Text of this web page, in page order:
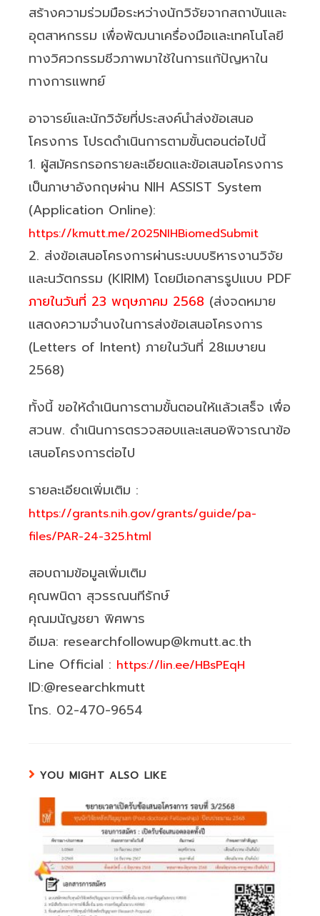
สร้างความร่วมมือระหว่างนักวิจัยจากสถาบันและ
อุตสาหกรรม เพื่อพัฒนาเครื่องมือและเทคโนโลยี
ทางวิศวกรรมชีวภาพมาใช้ในการแก้ปัญหาใน
ทางการแพทย์
อาจารย์และนักวิจัยที่ประสงค์นำส่งข้อเสนอ
โครงการ โปรดดำเนินการตามขั้นตอนต่อไปนี้
1. ผู้สมัครกรอกรายละเอียดและข้อเสนอโครงการ
เป็นภาษาอังกฤษผ่าน NIH ASSIST System
(Application Online):
https://kmutt.me/2025NIHBiomedSubmit
2. ส่งข้อเสนอโครงการผ่านระบบบริหารงานวิจัย
และนวัตกรรม (KIRIM) โดยมีเอกสารรูปแบบ PDF
ภายในวันที่ 23 พฤษภาคม 2568 (ส่งจดหมาย
แสดงความจำนงในการส่งข้อเสนอโครงการ
(Letters of Intent) ภายในวันที่ 28เมษายน
2568)
ทั้งนี้ ขอให้ดำเนินการตามขั้นตอนให้แล้วเสร็จ เพื่อ
สวนพ. ดำเนินการตรวจสอบและเสนอพิจารณาข้อ
เสนอโครงการต่อไป
รายละเอียดเพิ่มเติม :
https://grants.nih.gov/grants/guide/pa-
files/PAR-24-325.html
สอบถามข้อมูลเพิ่มเติม
คุณพนิดา สุวรรณนทีรักษ์
คุณมนัญชยา พิศพาร
อีเมล: researchfollowup@kmutt.ac.th
Line Official : https://lin.ee/HBsPEqH
ID:@researchkmutt
โทร. 02-470-9654
YOU MIGHT ALSO LIKE